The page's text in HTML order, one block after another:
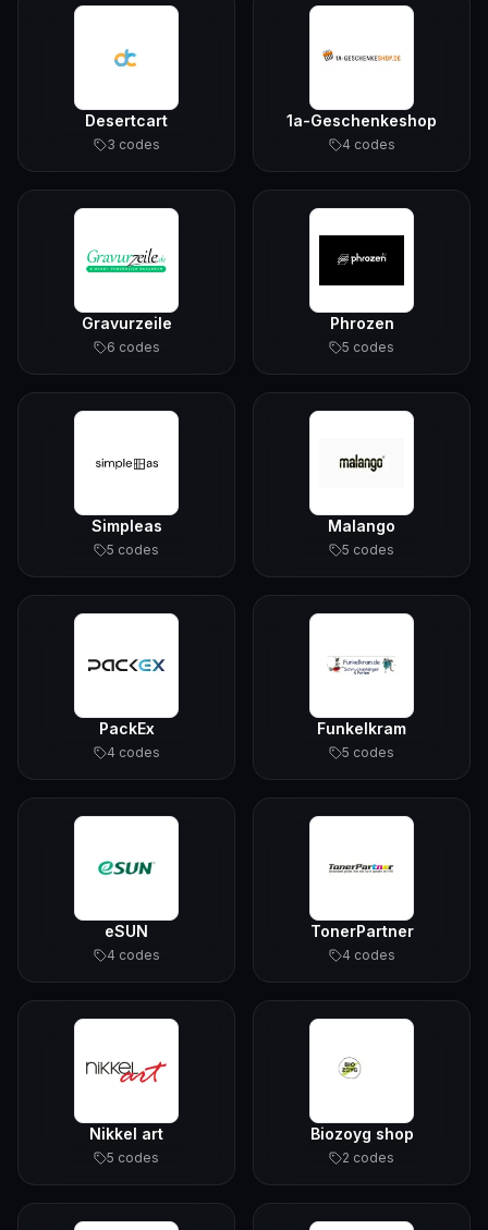
Desertcart
3 codes
1a-Geschenkeshop
4 codes
Gravurzeile
6 codes
Phrozen
5 codes
Simpleas
5 codes
Malango
5 codes
PackEx
4 codes
Funkelkram
5 codes
eSUN
4 codes
TonerPartner
4 codes
Nikkel art
5 codes
Biozoyg shop
2 codes